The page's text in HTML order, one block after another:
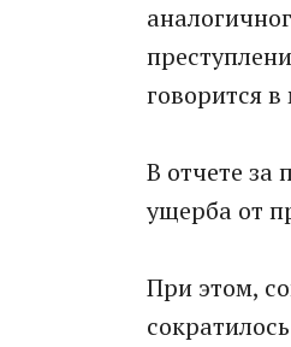
говорится
В отчете за
ущерба от
При этом,